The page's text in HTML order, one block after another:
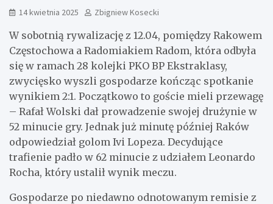
14 kwietnia 2025 Zbigniew Kosecki
W sobotnią rywalizację z 12.04, pomiędzy Rakowem
Częstochowa a Radomiakiem Radom, która odbyła
się w ramach 28 kolejki PKO BP Ekstraklasy,
zwycięsko wyszli gospodarze kończąc spotkanie
wynikiem 2:1. Początkowo to goście mieli przewagę
– Rafał Wolski dał prowadzenie swojej drużynie w
52 minucie gry. Jednak już minutę później Raków
odpowiedział golom Ivi Lopeza. Decydujące
trafienie padło w 62 minucie z udziałem Leonardo
Rocha, który ustalił wynik meczu.
Gospodarze po niedawno odnotowanym remisie z